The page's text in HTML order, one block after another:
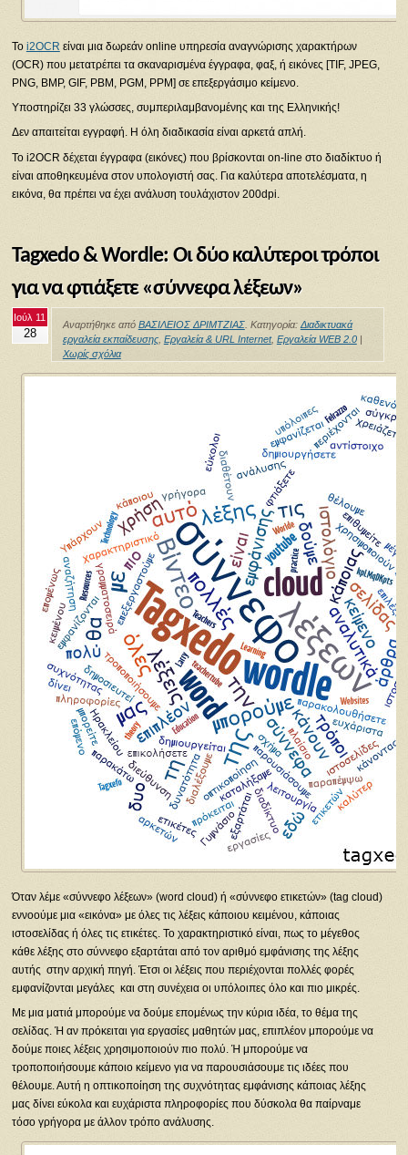
To i2OCR είναι μια δωρεάν online υπηρεσία αναγνώρισης χαρακτήρων
(OCR) που μετατρέπει τα σκαναρισμένα έγγραφα, φαξ, ή εικόνες [TIF, JPEG,
PNG, BMP, GIF, PBM, PGM, PPM] σε επεξεργάσιμο κείμενο.
Υποστηρίζει 33 γλώσσες, συμπεριλαμβανομένης και της Ελληνικής!
Δεν απαιτείται εγγραφή. Η όλη διαδικασία είναι αρκετά απλή.
Το i2OCR δέχεται έγγραφα (εικόνες) που βρίσκονται on-line στο διαδίκτυο ή
είναι αποθηκευμένα στον υπολογιστή σας. Για καλύτερα αποτελέσματα, η
εικόνα, θα πρέπει να έχει ανάλυση τουλάχιστον 200dpi.
Tagxedo & Wordle: Οι δύο καλύτεροι τρόποι
για να φτιάξετε «σύννεφα λέξεων»
Ιούλ 11
28
Αναρτήθηκε από ΒΑΣΙΛΕΙΟΣ ΔΡΙΜΤΖΙΑΣ. Κατηγορία: Διαδικτυακά
εργαλεία εκπαίδευσης, Εργαλεία & URL Internet, Εργαλεία WEB 2.0|
Χωρίς σχόλια
Όταν λέμε «σύννεφο λέξεων» (word cloud) ή «σύννεφο ετικετών» (tag cloud)
εννοούμε μια «εικόνα» με όλες τις λέξεις κάποιου κειμένου, κάποιας
ιστοσελίδας ή όλες τις ετικέτες. Το χαρακτηριστικό είναι, πως το μέγεθος
κάθε λέξης στο σύννεφο εξαρτάται από τον αριθμό εμφάνισης της λέξης
αυτής στην αρχική πηγή. Έτσι οι λέξεις που περιέχονται πολλές φορές
εμφανίζονται μεγάλες και στη συνέχεια οι υπόλοιπες όλο και πιο μικρές.
Με μια ματιά μπορούμε να δούμε επομένως την κύρια ιδέα, το θέμα της
σελίδας. Ή αν πρόκειται για εργασίες μαθητών μας, επιπλέον μπορούμε να
δούμε ποιες λέξεις χρησιμοποιούν πιο πολύ. Ή μπορούμε να
τροποποιήσουμε κάποιο κείμενο για να παρουσιάσουμε τις ιδέες που
θέλουμε. Αυτή η οπτικοποίηση της συχνότητας εμφάνισης κάποιας λέξης
μας δίνει εύκολα και ευχάριστα πληροφορίες που δύσκολα θα παίρναμε
τόσο γρήγορα με άλλον τρόπο ανάλυσης.